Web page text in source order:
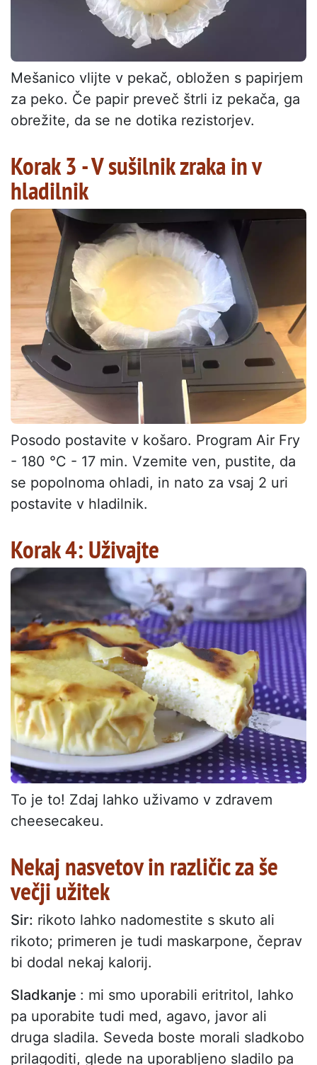
Mešanico vlijte v pekač, obložen s papirjem
za peko. Če papir preveč štrli iz pekača, ga
obrežite, da se ne dotika rezistorjev.
Korak 3 - V sušilnik zraka in v
hladilnik
Posodo postavite v košaro. Program Air Fry
- 180 °C - 17 min. Vzemite ven, pustite, da
se popolnoma ohladi, in nato za vsaj 2 uri
postavite v hladilnik.
Korak 4: Uživajte
To je to! Zdaj lahko uživamo v zdravem
cheesecakeu.
Nekaj nasvetov in različic za še
večji užitek
Sir: rikoto lahko nadomestite s skuto ali
rikoto; primeren je tudi maskarpone, čeprav
bi dodal nekaj kalorij.
Sladkanje : mi smo uporabili eritritol, lahko
pa uporabite tudi med, agavo, javor ali
druga sladila. Seveda boste morali sladkobo
prilagoditi, glede na uporabljeno sladilo pa